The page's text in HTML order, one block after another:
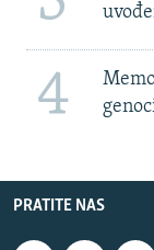
4
PRATITE NAS